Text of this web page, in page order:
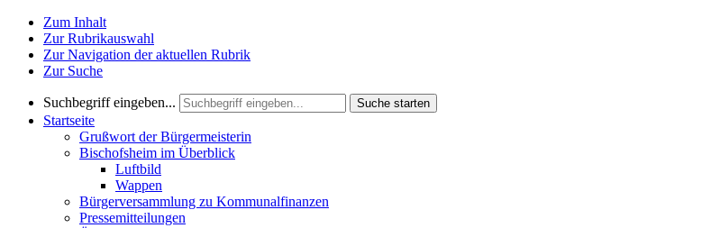
Zum Inhalt
Zur Rubrikauswahl
Zur Navigation der aktuellen Rubrik
Zur Suche
Suchbegriff eingeben... Suche starten
Startseite
Grußwort der Bürgermeisterin
Bischofsheim im Überblick
Luftbild
Wappen
Bürgerversammlung zu Kommunalfinanzen
Pressemitteilungen